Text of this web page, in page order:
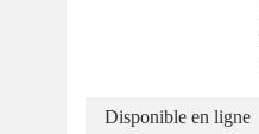
Disponible en ligne